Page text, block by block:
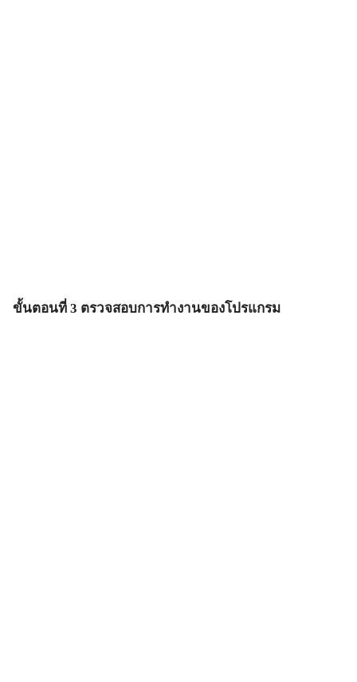
ขั้นตอนที่ 3 ตรวจสอบการทำงานของโปรแกรม